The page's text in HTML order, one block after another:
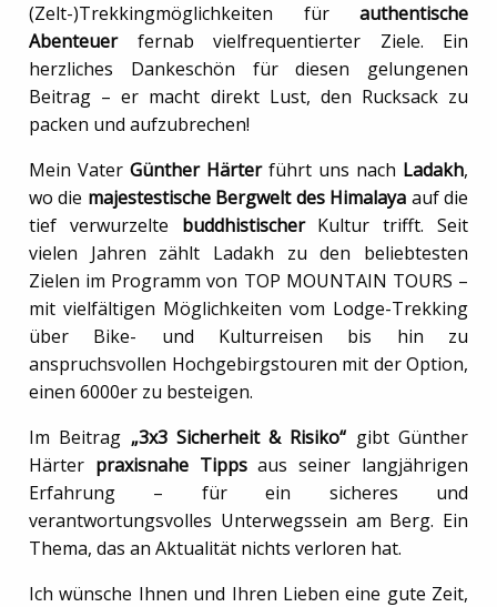
(Zelt-)Trekkingmöglichkeiten für authentische
Abenteuerfernab vielfrequentierter Ziele. Ein
herzliches Dankeschön für diesen gelungenen
Beitrag – er macht direkt Lust, den Rucksack zu
packen und aufzubrechen!
Mein Vater Günther Härterführt uns nach Ladakh,
wo die majestestische Bergwelt des Himalaya auf die
tief verwurzelte buddhistischerKultur trifft. Seit
vielen Jahren zählt Ladakh zu den beliebtesten
Zielen im Programm von TOP MOUNTAIN TOURS –
mit vielfältigen Möglichkeiten vom Lodge-Trekking
über Bike- und Kulturreisen bis hin zu
anspruchsvollen Hochgebirgstouren mit der Option,
einen 6000er zu besteigen.
Im Beitrag „3x3 Sicherheit & Risiko“ gibt Günther
Härter praxisnahe Tippsaus seiner langjährigen
Erfahrung – für ein sicheres und
verantwortungsvolles Unterwegssein am Berg. Ein
Thema, das an Aktualität nichts verloren hat.
Ich wünsche Ihnen und Ihren Lieben eine gute Zeit,